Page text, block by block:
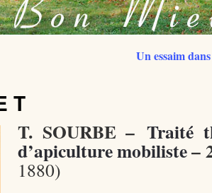
Un essaim
T
T. SOURBE – Traité
d’apiculture mobiliste–
1880)